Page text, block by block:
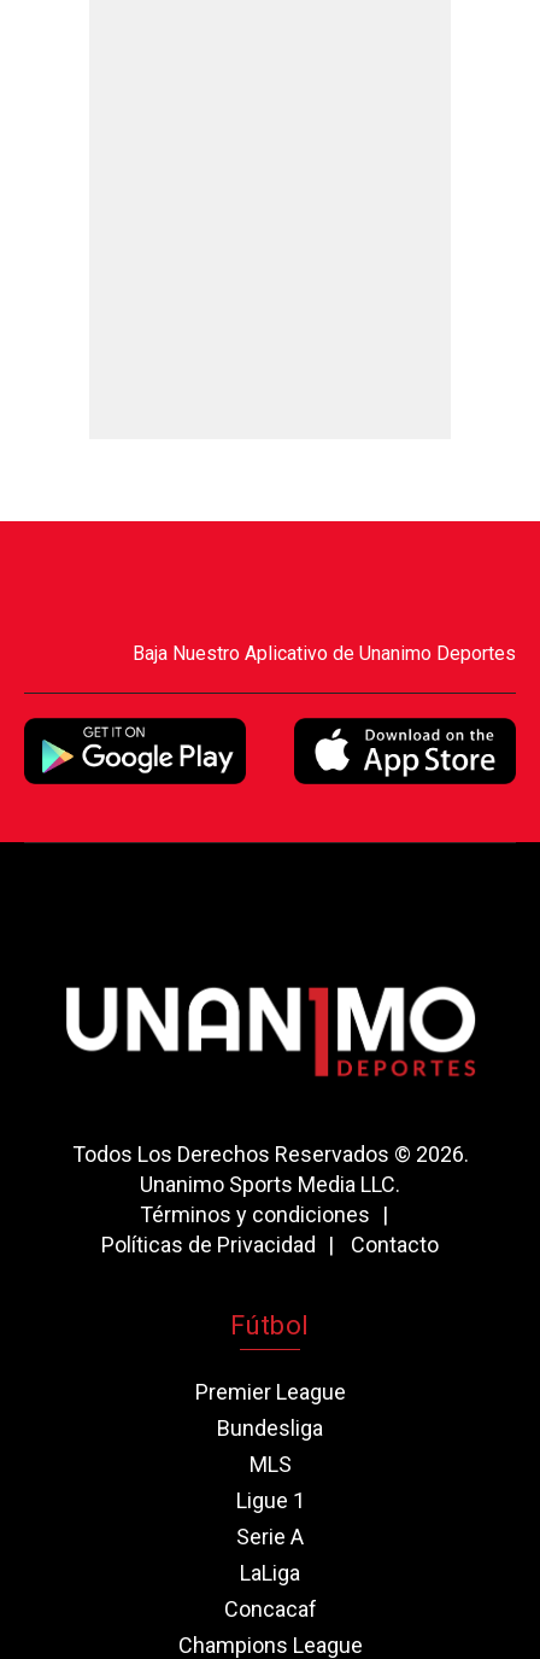
Baja Nuestro Aplicativo de Unanimo Deportes
Todos Los Derechos Reservados © 2026.
Unanimo Sports Media LLC.
Términos y condiciones
Políticas de Privacidad
Contacto
Fútbol
Premier League
Bundesliga
MLS
Ligue 1
Serie A
LaLiga
Concacaf
Champions League